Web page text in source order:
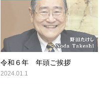
令和６年 年頭ご挨拶
2024.01.1